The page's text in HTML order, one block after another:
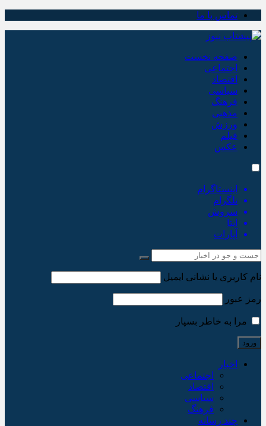
تماس با ما
صفحه نخست
اجتماعی
اقتصاد
سیاسی
فرهنگ
مذهبی
ورزش
فیلم
عکس
اینستاگرام
تلگرام
سروش
ایتا
آپارات
نام کاربری یا نشانی ایمیل
رمز عبور
مرا به خاطر بسپار
اخبار
اجتماعی
اقتصاد
سیاسی
فرهنگ
چند رسانه